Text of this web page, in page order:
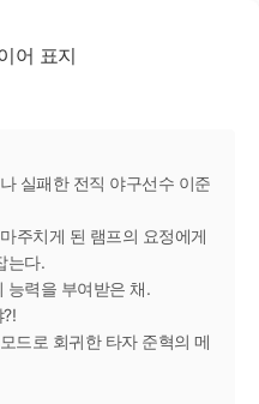
실패한 전직 야구선수 이준
주치게 된 램프의 요정에게
는다.
능력을 부여받은 채.
드로 회귀한 타자 준혁의 메